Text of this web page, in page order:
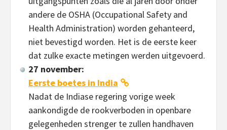
andere de OSHA (Occupational Safety and
Health Administration) worden gehanteerd,
niet bevestigd worden. Het is de eerste keer
dat zulke exacte metingen werden uitgevoerd.
27 november:
Eerste boetes in India
Nadat de Indiase regering vorige week
aankondigde de rookverboden in openbare
gelegenheden strenger te zullen handhaven